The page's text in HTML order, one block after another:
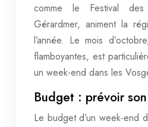
comme le Festival
Gérardmer, animent la
l’année. Le mois
flamboyantes, est
un week-end dans les
Budget : prévoir
Le budget d’un week-end